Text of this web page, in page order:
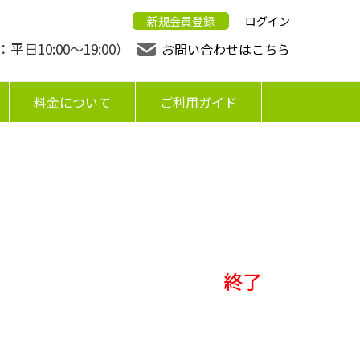
新規会員登録 ログイン
平日10:00〜19:00） お問い合わせはこちら
料金について ご利用ガイド
終了